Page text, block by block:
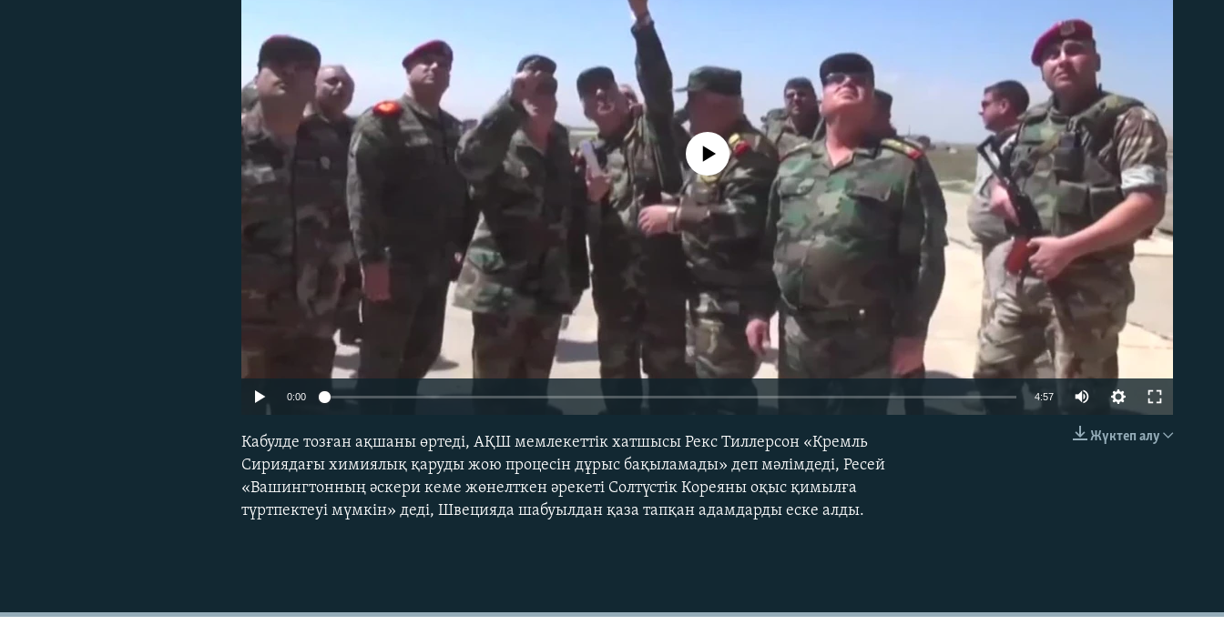
EMBED
No media source currently available
0:00 4:57
Жүктеп алу
Кабулде тозған ақшаны өртеді, АҚШ мемлекеттік хатшысы Рекс Тиллерсон «Кремль
Сириядағы химиялық қаруды жою процесін дұрыс бақыламады» деп мәлімдеді, Ресей
«Вашингтонның әскери кеме жөнелткен әрекеті Солтүстік Кореяны оқыс қимылға
түртпектеуі мүмкін» деді, Швецияда шабуылдан қаза тапқан адамдарды еске алды.